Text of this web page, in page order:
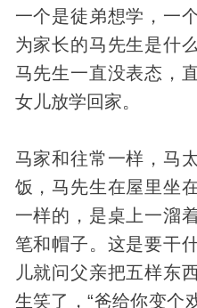
一个是徒弟想学，一
为家长的马先生是什
马先生一直没表态，
女儿放学回家。
马家和往常一样，马
饭，马先生在屋里坐
一样的，是桌上一溜
笔和帽子。这是要干
儿就问父亲把五样东
生笑了，“爸给你变个